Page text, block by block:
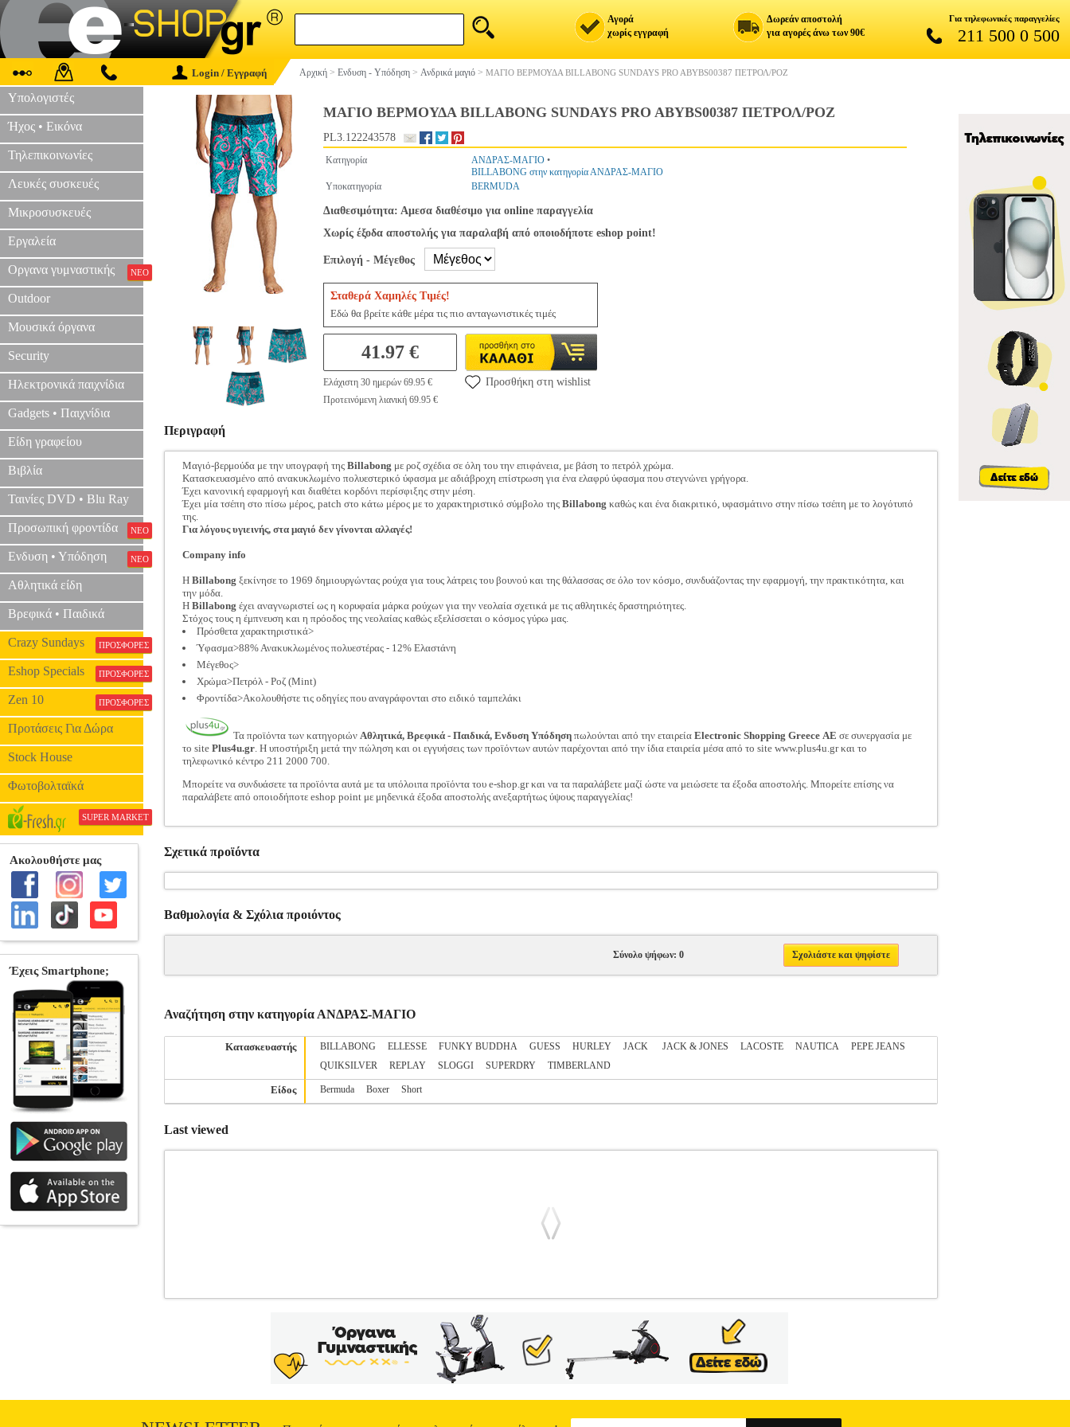
Αγορά
χωρίς εγγραφή
Δωρεάν αποστολή
για αγορές άνω των 90€
Για τηλεφωνικές παραγγελίες
211 500 0 500
Login / Εγγραφή Αρχική > Ενδυση - Υπόδηση > Ανδρικά μαγιό > ΜΑΓΙΟ ΒΕΡΜΟΥΔΑ BILLABONG SUNDAYS PRO ABYBS00387 ΠΕΤΡΟΛ/ΡΟΖ
Υπολογιστές
Ήχος • Εικόνα
Τηλεπικοινωνίες
Λευκές συσκευές
Μικροσυσκευές
Εργαλεία
Οργανα γυμναστικής ΝΕΟ
Outdoor
Μουσικά όργανα
Security
Ηλεκτρονικά παιχνίδια
Gadgets • Παιχνίδια
Είδη γραφείου
Βιβλία
Ταινίες DVD • Blu Ray
Προσωπική φροντίδα ΝΕΟ
Ενδυση • Υπόδηση ΝΕΟ
Αθλητικά είδη
Βρεφικά • Παιδικά
Crazy Sundays ΠΡΟΣΦΟΡΕΣ
Eshop Specials ΠΡΟΣΦΟΡΕΣ
Zen 10 ΠΡΟΣΦΟΡΕΣ
Προτάσεις Για Δώρα
Stock House
Φωτοβολταϊκά
SUPER MARKET
ΜΑΓΙΟ ΒΕΡΜΟΥΔΑ BILLABONG SUNDAYS PRO ABYBS00387 ΠΕΤΡΟΛ/ΡΟΖ
PL3.122243578
Κατηγορία ΑΝΔΡΑΣ-ΜΑΓΙΟ •
BILLABONG στην κατηγορία ΑΝΔΡΑΣ-ΜΑΓΙΟ
Υποκατηγορία
BERMUDA
Διαθεσιμότητα: Αμεσα διαθέσιμο για online παραγγελία
Χωρίς έξοδα αποστολής για παραλαβή από οποιοδήποτε eshop point!
Επιλογή - Μέγεθος
Σταθερά Χαμηλές Τιμές!
Εδώ θα βρείτε κάθε μέρα τις πιο ανταγωνιστικές τιμές
41.97 €
Ελάχιστη 30 ημερών 69.95 €
Προτεινόμενη λιανική 69.95 €
Προσθήκη στη wishlist
Περιγραφή
Μαγιό-βερμούδα με την υπογραφή της Billabong με ροζ σχέδια σε όλη του την επιφάνεια, με βάση το πετρόλ χρώμα.
Κατασκευασμένο από ανακυκλωμένο πολυεστερικό ύφασμα με αδιάβροχη επίστρωση για ένα ελαφρύ ύφασμα που στεγνώνει γρήγορα.
Έχει κανονική εφαρμογή και διαθέτει κορδόνι περίσφιξης στην μέση.
Έχει μία τσέπη στο πίσω μέρος, patch στο κάτω μέρος με το χαρακτηριστικό σύμβολο της Billabong καθώς και ένα διακριτικό, υφασμάτινο στην πίσω τσέπη με το λογότυπό
της.
Για λόγους υγιεινής, στα μαγιό δεν γίνονται αλλαγές!
Company info
Η Billabong ξεκίνησε το 1969 δημιουργώντας ρούχα για τους λάτρεις του βουνού και της θάλασσας σε όλο τον κόσμο, συνδυάζοντας την εφαρμογή, την πρακτικότητα, και
την μόδα.
Η Billabong έχει αναγνωριστεί ως η κορυφαία μάρκα ρούχων για την νεολαία σχετικά με τις αθλητικές δραστηριότητες.
Στόχος τους η έμπνευση και η πρόοδος της νεολαίας καθώς εξελίσσεται ο κόσμος γύρω μας.
Πρόσθετα χαρακτηριστικά>
Ύφασμα>88% Ανακυκλωμένος πολυεστέρας - 12% Ελαστάνη
Μέγεθος>
Χρώμα>Πετρόλ - Ροζ (Mint)
Φροντίδα>Ακολουθήστε τις οδηγίες που αναγράφονται στο ειδικό ταμπελάκι
Τα προϊόντα των κατηγοριών Αθλητικά, Βρεφικά - Παιδικά, Ενδυση Υπόδηση πωλούνται από την εταιρεία Electronic Shopping Greece ΑΕ σε συνεργασία με
το site Plus4u.gr. Η υποστήριξη μετά την πώληση και οι εγγυήσεις των προϊόντων αυτών παρέχονται από την ίδια εταιρεία μέσα από το site www.plus4u.gr και το
τηλεφωνικό κέντρο 211 2000 700.
Μπορείτε να συνδυάσετε τα προϊόντα αυτά με τα υπόλοιπα προϊόντα του e-shop.gr και να τα παραλάβετε μαζί ώστε να μειώσετε τα έξοδα αποστολής. Μπορείτε επίσης να
παραλάβετε από οποιοδήποτε eshop point με μηδενικά έξοδα αποστολής ανεξαρτήτως ύψους παραγγελίας!
Σχετικά προϊόντα
Βαθμολογία & Σχόλια προιόντος
Σύνολο ψήφων: 0 Σχολιάστε και ψηφίστε
Αναζήτηση στην κατηγορία ΑΝΔΡΑΣ-ΜΑΓΙΟ
Κατασκευαστής BILLABONG ELLESSE FUNKY BUDDHA GUESS HURLEY JACK JACK & JONES LACOSTE NAUTICA
PEPE JEANS
QUIKSILVER
REPLAY SLOGGI SUPERDRY TIMBERLAND
Είδος Bermuda Boxer Short
Last viewed
Κατηγορία: ΑΝΔΡΑΣ-ΜΑΓΙΟ •BILLABONG στην κατηγορία ΑΝΔΡΑΣ-ΜΑΓΙΟ Μαγιό-βερμούδα με την υπογραφή της Billabong με ροζ
σχέδια σε όλη του την επιφάνεια, με βάση το πετρόλ χρώμα. Κατασκευασμένο από ανακυκλωμένο πολυεστερικό ύφασμα με αδιάβροχη επίστρωση για ένα
ελαφρύ ύφασμα που στεγνώνει γρήγορα. Έχει κανονική εφαρμογή και διαθέτει κορδόνι περίσφιξης στην μέση. Έχει μία τσέπη στο πίσω μέρος, patch στο κάτω
μέρος με το χαρακτηριστικό σύμβολο της Billabong καθώς και ένα διακριτικό, υφασμάτινο στην πίσω τσέπη με το λογότυπό της. Για λόγους υγιεινής, στα μαγιό
δεν γίνονται αλλαγές! Company info Η Billabong ξεκίνησε το 1969 δημιουργώντας ρούχα για τους λάτρεις του βουνού και της θάλασσας σε όλο τον κόσμο,
Ύφασμα>88% Ανακυκλωμένος πολυεστέρας - 12% Ελαστάνη• Μέγεθος>• Χρώμα>Πετρόλ - Ροζ (Mint)• Φροντίδα>Ακολουθήστε τις οδηγίες που